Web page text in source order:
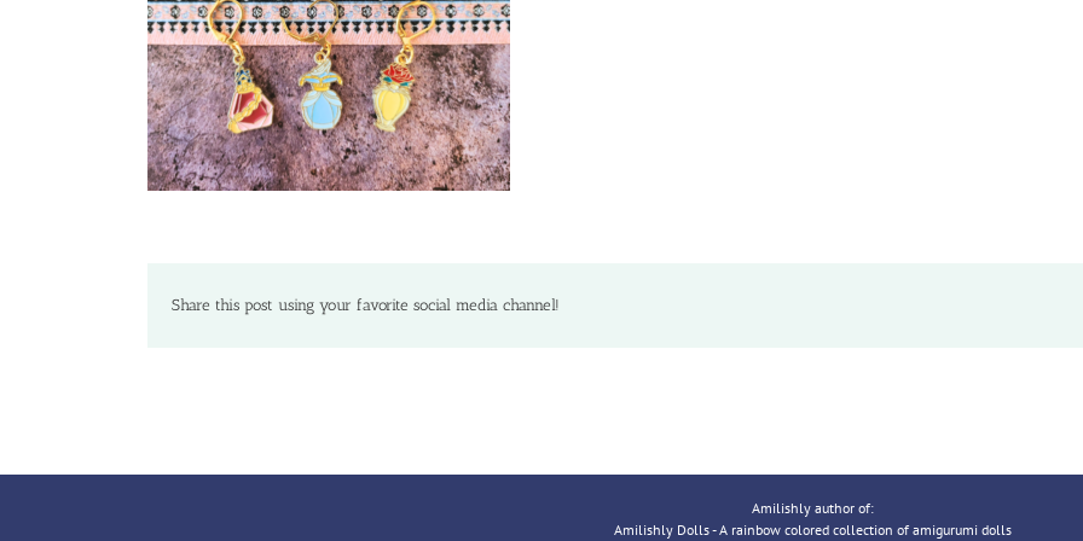
Share this post using your favorite social media channel!
Amilishly author of:
Amilishly Dolls - A rainbow colored collection of amigurumi dolls